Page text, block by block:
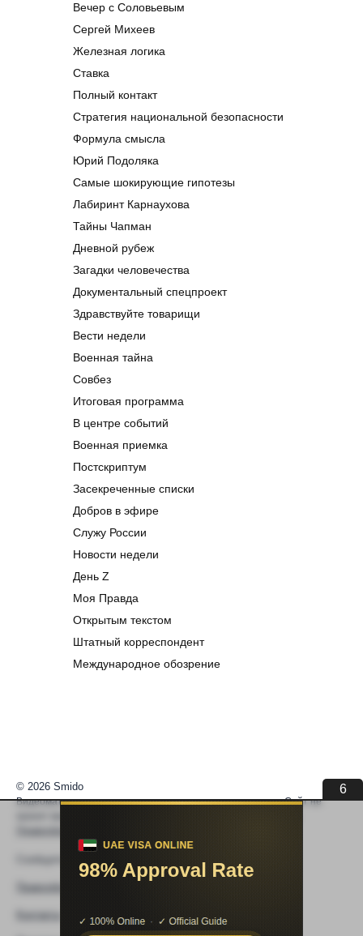
Вечер с Соловьевым
Сергей Михеев
Железная логика
Ставка
Полный контакт
Стратегия национальной безопасности
Формула смысла
Юрий Подоляка
Самые шокирующие гипотезы
Лабиринт Карнаухова
Тайны Чапман
Дневной рубеж
Загадки человечества
Документальный спецпроект
Здравствуйте товарищи
Вести недели
Военная тайна
Совбез
Итоговая программа
В центре событий
Военная приемка
Постскриптум
Засекреченные списки
Добров в эфире
Служу России
Новости недели
День Z
Моя Правда
Открытым текстом
Штатный корреспондент
Международное обозрение
6
© 2026 Smido
Видеоматериалы встраиваются из открытых источников. Сайт не
Видео не работает